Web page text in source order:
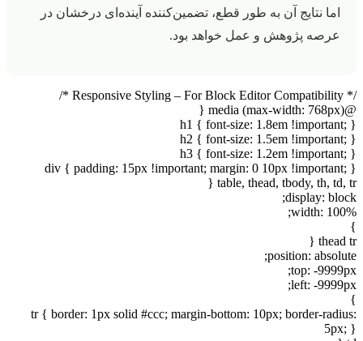
اما نتایج آن به طور قطع، تضمین‌کننده آینده‌ای درخشان در
عرصه پژوهش و عمل خواهد بود.
/* Responsive Styling – For Block Editor Compatibility */
@media (max-width: 768px) {
h1 { font-size: 1.8em !important; }
h2 { font-size: 1.5em !important; }
h3 { font-size: 1.2em !important; }
div { padding: 15px !important; margin: 0 10px !important; }
table, thead, tbody, th, td, tr {
display: block;
width: 100%;
}
thead tr {
position: absolute;
top: -9999px;
left: -9999px;
}
tr { border: 1px solid #ccc; margin-bottom: 10px; border-radius:
5px; }